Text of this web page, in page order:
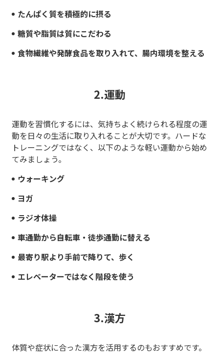
たんぱく質を積極的に摂る
糖質や脂質は質にこだわる
食物繊維や発酵食品を取り入れて、腸内環境を整える
2.運動
運動を習慣化するには、気持ちよく続けられる程度の運
動を日々の生活に取り入れることが大切です。ハードな
トレーニングではなく、以下のような軽い運動から始め
てみましょう。
ウォーキング
ヨガ
ラジオ体操
車通勤から自転車・徒歩通勤に替える
最寄り駅より手前で降りて、歩く
エレベーターではなく階段を使う
3.漢方
体質や症状に合った漢方を活用するのもおすすめです。